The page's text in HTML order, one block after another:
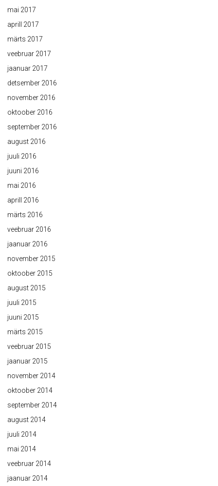
mai 2017
aprill 2017
märts 2017
veebruar 2017
jaanuar 2017
detsember 2016
november 2016
oktoober 2016
september 2016
august 2016
juuli 2016
juuni 2016
mai 2016
aprill 2016
märts 2016
veebruar 2016
jaanuar 2016
november 2015
oktoober 2015
august 2015
juuli 2015
juuni 2015
märts 2015
veebruar 2015
jaanuar 2015
november 2014
oktoober 2014
september 2014
august 2014
juuli 2014
mai 2014
veebruar 2014
jaanuar 2014